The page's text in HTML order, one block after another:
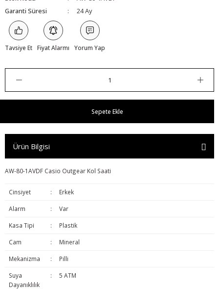
Garanti Süresi
24 Ay
Tavsiye Et Fiyat Alarmı Yorum Yap
Sepete Ekle
Ürün Bilgisi
AW-80-1AVDF Casio Outgear Kol Saati
Cinsiyet : Erkek
Alarm : Var
Kasa Tipi : Plastik
Cam : Mineral
Mekanizma : Pilli
Suya
Dayanıklılık
: 5 ATM